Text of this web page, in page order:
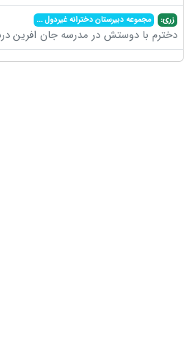
زری: مجموعه دبیرستان دخترانه غیردول...
دخترم با دوستش در مدرسه جان افرین